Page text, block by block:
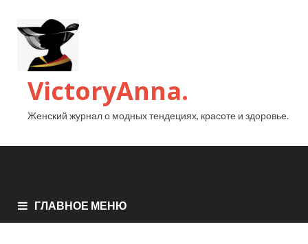
VictoryAnna.
Женский журнал о модных тендециях, красоте и здоровье.
ГЛАВНОЕ МЕНЮ